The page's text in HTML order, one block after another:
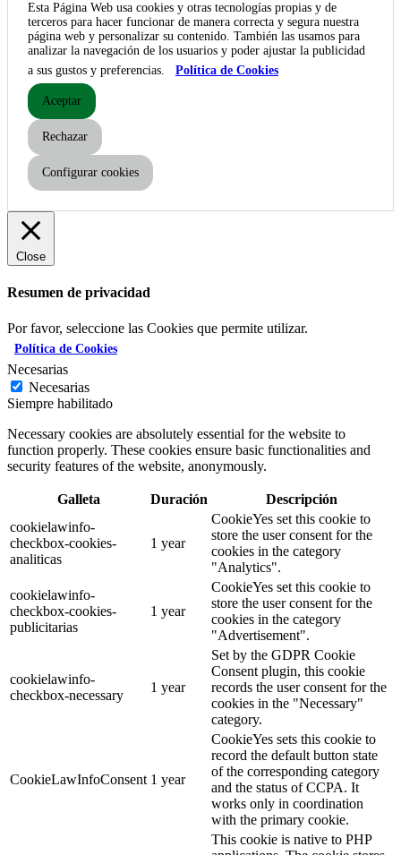
Esta Página Web usa cookies y otras tecnologías propias y de
terceros para hacer funcionar de manera correcta y segura nuestra
página web y personalizar su contenido. También las usamos para
analizar la navegación de los usuarios y poder ajustar la publicidad
a sus gustos y preferencias.
Política de Cookies
Aceptar
Rechazar
Configurar cookies
Close
Resumen de privacidad
Por favor, seleccione las Cookies que permite utilizar.
Política de Cookies
Necesarias
Necesarias
Siempre habilitado
Necessary cookies are absolutely essential for the website to
function properly. These cookies ensure basic functionalities and
security features of the website, anonymously.
Galleta Duración
Descripción
cookielawinfo-
checkbox-cookies-
analiticas
1 year
CookieYes set this cookie to
store the user consent for the
cookies in the category
"Analytics".
cookielawinfo-
checkbox-cookies-
publicitarias
1 year
CookieYes set this cookie to
store the user consent for the
cookies in the category
"Advertisement".
cookielawinfo-
checkbox-necessary
1 year
Set by the GDPR Cookie
Consent plugin, this cookie
records the user consent for the
cookies in the "Necessary"
category.
CookieLawInfoConsent 1 year
CookieYes sets this cookie to
record the default button state
of the corresponding category
and the status of CCPA. It
works only in coordination
with the primary cookie.
This cookie is native to PHP